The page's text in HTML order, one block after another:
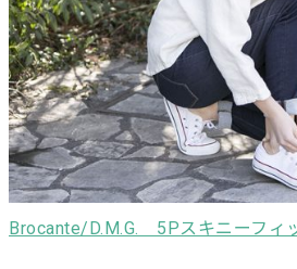
Brocante/D.M.G. 5Pスキニーフ